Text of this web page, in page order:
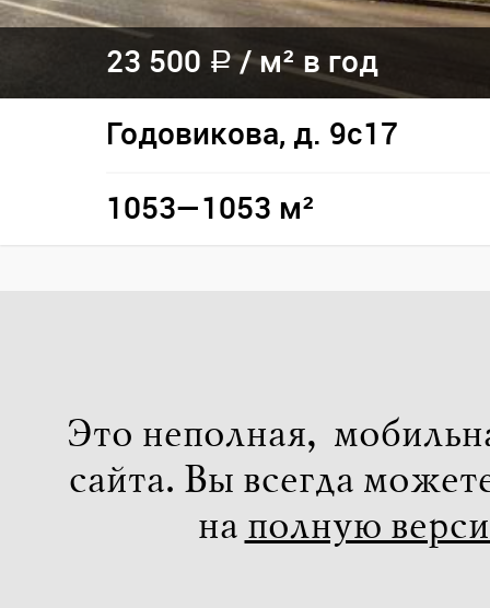
23 500 a /м² в год
Годовикова, д. 9с17
1053—1053 м²
Это неполная,
сайта. Вы всегда
на полную